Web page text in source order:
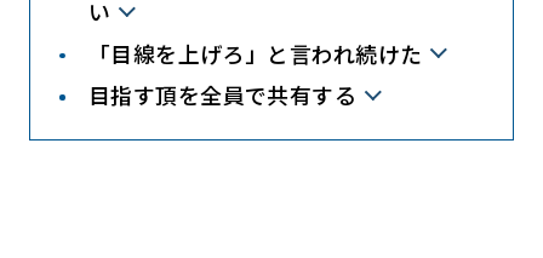
い
「目線を上げろ」と言われ続けた
目指す頂を全員で共有する